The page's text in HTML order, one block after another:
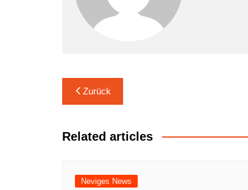
Beitrags-
Navigation
Zurück
Related articles
Neviges News